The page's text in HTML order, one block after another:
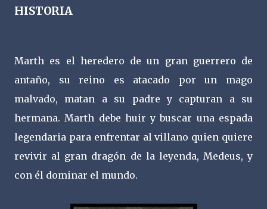
HISTORIA
Marth es el heredero de un gran guerrero de
antaño, su reino es atacado por un mago
malvado, matan a su padre y capturan a su
hermana. Marth debe huir y buscar una espada
legendaria para enfrentar al villano quien quiere
revivir al gran dragón de la leyenda, Medeus, y
con él dominar el mundo.